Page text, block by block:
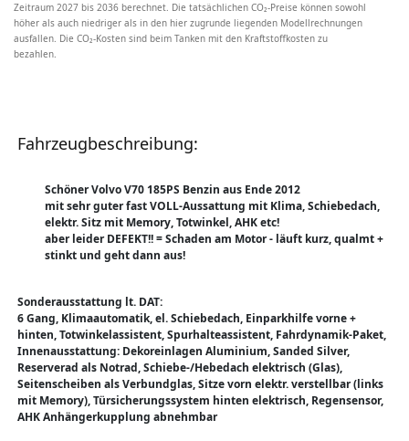
Zeitraum 2027 bis 2036 berechnet. Die tatsächlichen CO₂-Preise können sowohl
höher als auch niedriger als in den hier zugrunde liegenden Modellrechnungen
ausfallen. Die CO₂-Kosten sind beim Tanken mit den Kraftstoffkosten zu
bezahlen.
Fahrzeugbeschreibung:
Schöner Volvo V70 185PS Benzin aus Ende 2012
mit sehr guter fast VOLL-Aussattung mit Klima, Schiebedach,
elektr. Sitz mit Memory, Totwinkel, AHK etc!
aber leider DEFEKT!! = Schaden am Motor - läuft kurz, qualmt +
stinkt und geht dann aus!
Sonderausstattung lt. DAT:
6 Gang, Klimaautomatik, el. Schiebedach, Einparkhilfe vorne +
hinten, Totwinkelassistent, Spurhalteassistent, Fahrdynamik-Paket,
Innenausstattung: Dekoreinlagen Aluminium, Sanded Silver,
Reserverad als Notrad, Schiebe-/Hebedach elektrisch (Glas),
Seitenscheiben als Verbundglas, Sitze vorn elektr. verstellbar (links
mit Memory), Türsicherungssystem hinten elektrisch, Regensensor,
AHK Anhängerkupplung abnehmbar